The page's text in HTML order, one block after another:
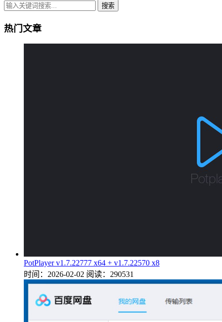
搜索
热门文章
PotPlayer v1.7.22777 x64 + v1.7.22570 x8
时间：2026-02-02 阅读：290531